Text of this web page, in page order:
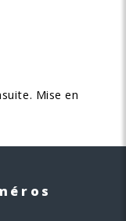
Mise en